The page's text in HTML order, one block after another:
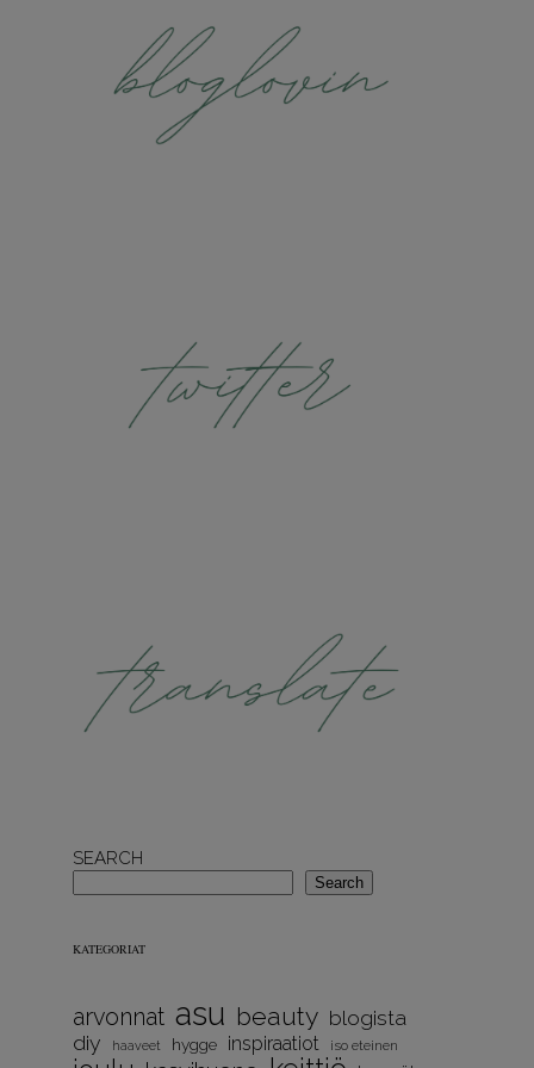
SEARCH
Search
KATEGORIAT
arvonnat asu beauty blogista
diy haaveet hygge inspiraatiot iso eteinen